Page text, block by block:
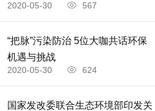
2020-05-30 567
“把脉”污染防治 5位大咖共话环保
机遇与挑战
2020-05-30 624
国家发改委联合生态环境部印发关